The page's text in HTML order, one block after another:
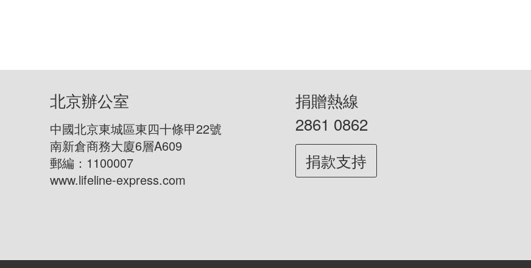
北京辦公室
中國北京東城區東四十條甲22號
南新倉商務大廈6層A609
郵編：1100007
www.lifeline-express.com
捐贈熱線
2861 0862
捐款支持